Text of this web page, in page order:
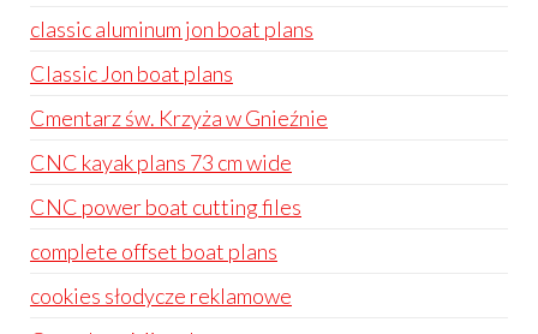
classic aluminum jon boat plans
Classic Jon boat plans
Cmentarz św. Krzyża w Gnieźnie
CNC kayak plans 73 cm wide
CNC power boat cutting files
complete offset boat plans
cookies słodycze reklamowe